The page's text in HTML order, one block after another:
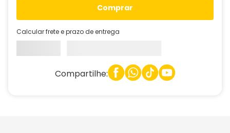
comprar
Calcular frete e prazo de entrega
Compartilhe: